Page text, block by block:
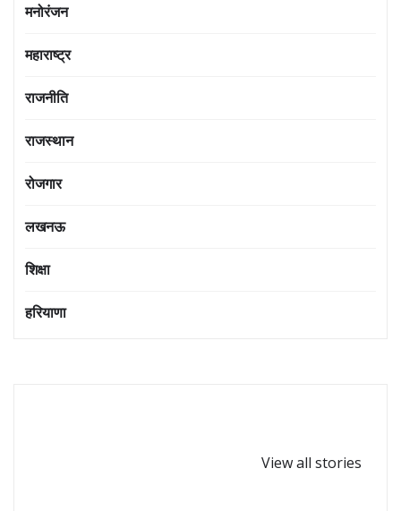
मनोरंजन
महाराष्ट्र
राजनीति
राजस्थान
रोजगार
लखनऊ
शिक्षा
हरियाणा
View all stories
से इंसान को देख लेता